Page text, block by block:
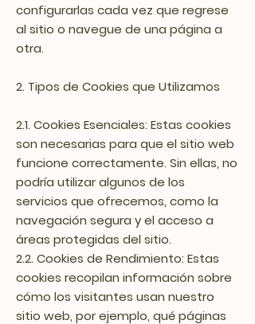
configurarlas cada vez que regrese
al sitio o navegue de una página a
otra.
2. Tipos de Cookies que Utilizamos
2.1. Cookies Esenciales: Estas cookies
son necesarias para que el sitio web
funcione correctamente. Sin ellas, no
podría utilizar algunos de los
servicios que ofrecemos, como la
navegación segura y el acceso a
áreas protegidas del sitio.
2.2. Cookies de Rendimiento: Estas
cookies recopilan información sobre
cómo los visitantes usan nuestro
sitio web, por ejemplo, qué páginas